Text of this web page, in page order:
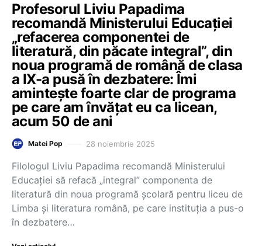
Profesorul Liviu Papadima
recomandă Ministerului Educației
„refacerea componentei de
literatură, din păcate integral”, din
noua programă de română de clasa
a IX-a pusă în dezbatere: Îmi
amintește foarte clar de programa
pe care am învățat eu ca licean,
acum 50 de ani
Matei Pop 28 noiembrie 2025
Filologul Liviu Papadima recomandă Ministerului
Educației să refacă „integral” componenta de
literatură din noua programă școlară pentru liceu de
Limba și literatura română, pe care instituția a pus-o
în dezbatere…